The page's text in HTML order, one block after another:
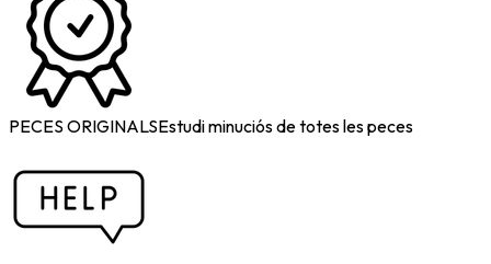
PECES ORIGINALSEstudi minuciós de totes les peces